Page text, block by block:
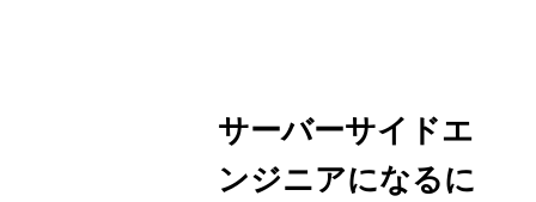
サーバーサイドエ
ンジニアになるに